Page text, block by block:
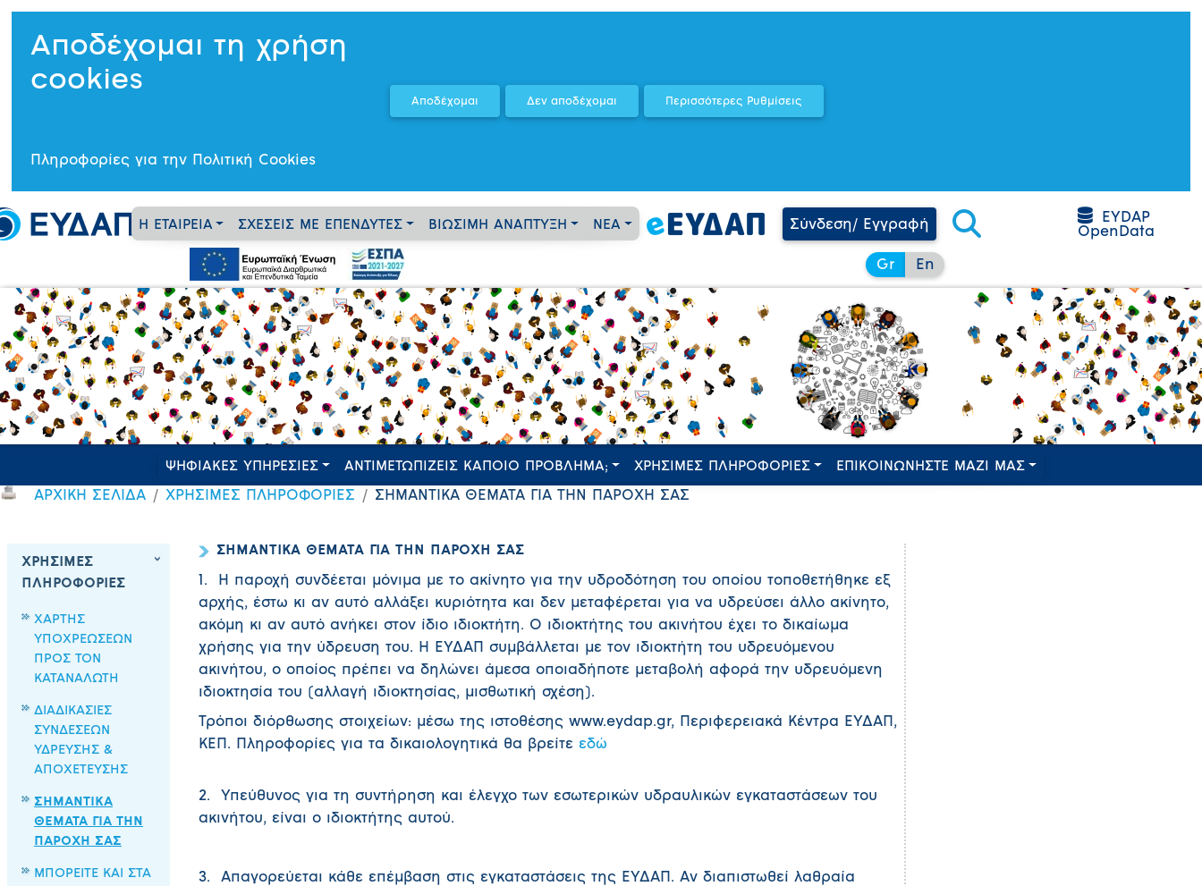
Αποδέχομαι τη χρήση
cookies
Πληροφορίες για την Πολιτική Cookies
Η ΕΤΑΙΡΕΙΑ ΣΧΕΣΕΙΣ ΜΕ ΕΠΕΝΔΥΤΕΣ ΒΙΩΣΙΜΗ ΑΝΑΠΤΥΞΗ ΝΕΑ Σύνδεση/ Εγγραφή
EYDAP
OpenData
Gr En
ΨΗΦΙΑΚΕΣ ΥΠΗΡΕΣΙΕΣ ΑΝΤΙΜΕΤΩΠΙΖΕΙΣ ΚΑΠΟΙΟ ΠΡΟΒΛΗΜΑ; ΧΡΗΣΙΜΕΣ ΠΛΗΡΟΦΟΡΙΕΣ ΕΠΙΚΟΙΝΩΝΗΣΤΕ ΜΑΖΙ ΜΑΣ
ΑΡΧΙΚΗ ΣΕΛΙΔΑ ΧΡΗΣΙΜΕΣ ΠΛΗΡΟΦΟΡΙΕΣ ΣΗΜΑΝΤΙΚΑ ΘΕΜΑΤΑ ΓΙΑ ΤΗΝ ΠΑΡΟΧΗ ΣΑΣ
ΧΡΗΣΙΜΕΣ
ΠΛΗΡΟΦΟΡΙΕΣ
ΧΑΡΤΗΣ
ΥΠΟΧΡΕΩΣΕΩΝ
ΠΡΟΣ ΤΟΝ
ΚΑΤΑΝΑΛΩΤΗ
ΔΙΑΔΙΚΑΣΙΕΣ
ΣΥΝΔΕΣΕΩΝ
ΥΔΡΕΥΣΗΣ &
ΑΠΟΧΕΤΕΥΣΗΣ
ΣΗΜΑΝΤΙΚΑ
ΘΕΜΑΤΑ ΓΙΑ ΤΗΝ
ΠΑΡΟΧΗ ΣΑΣ
ΜΠΟΡΕΙΤΕ ΚΑΙ ΣΤΑ
ΣΗΜΑΝΤΙΚΑ ΘΕΜΑΤΑ ΓΙΑ ΤΗΝ ΠΑΡΟΧΗ ΣΑΣ
1. Η παροχή συνδέεται μόνιμα με το ακίνητο για την υδροδότηση του οποίου τοποθετήθηκε εξ
αρχής, έστω κι αν αυτό αλλάξει κυριότητα και δεν μεταφέρεται για να υδρεύσει άλλο ακίνητο,
ακόμη κι αν αυτό ανήκει στον ίδιο ιδιοκτήτη. Ο ιδιοκτήτης του ακινήτου έχει το δικαίωμα
χρήσης για την ύδρευση του. Η ΕΥΔΑΠ συμβάλλεται με τον ιδιοκτήτη του υδρευόμενου
ακινήτου, ο οποίος πρέπει να δηλώνει άμεσα οποιαδήποτε μεταβολή αφορά την υδρευόμενη
ιδιοκτησία του (αλλαγή ιδιοκτησίας, μισθωτική σχέση).
Τρόποι διόρθωσης στοιχείων: μέσω της ιστοθέσης www.eydap.gr, Περιφερειακά Κέντρα ΕΥΔΑΠ,
ΚΕΠ. Πληροφορίες για τα δικαιολογητικά θα βρείτε εδώ
2. Υπεύθυνος για τη συντήρηση και έλεγχο των εσωτερικών υδραυλικών εγκαταστάσεων του
ακινήτου, είναι ο ιδιοκτήτης αυτού.
3. Απαγορεύεται κάθε επέμβαση στις εγκαταστάσεις της ΕΥΔΑΠ. Αν διαπιστωθεί λαθραία